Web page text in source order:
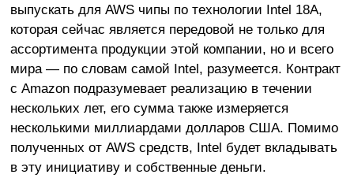
выпускать для AWS чипы по технологии Intel 18A,
которая сейчас является передовой не только для
ассортимента продукции этой компании, но и всего
мира — по словам самой Intel, разумеется. Контракт
с Amazon подразумевает реализацию в течении
нескольких лет, его сумма также измеряется
несколькими миллиардами долларов США. Помимо
полученных от AWS средств, Intel будет вкладывать
в эту инициативу и собственные деньги.